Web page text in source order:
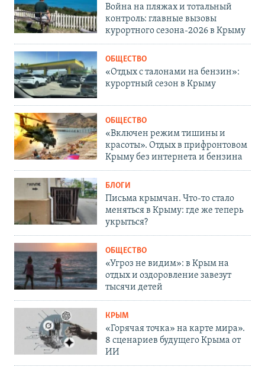
Война на пляжах и тотальный
контроль: главные вызовы
курортного сезона-2026 в Крыму
ОБЩЕСТВО
«Отдых с талонами на бензин»:
курортный сезон в Крыму
ОБЩЕСТВО
«Включен режим тишины и
красоты». Отдых в прифронтовом
Крыму без интернета и бензина
БЛОГИ
Письма крымчан. Что-то стало
меняться в Крыму: где же теперь
укрыться?
ОБЩЕСТВО
«Угроз не видим»: в Крым на
отдых и оздоровление завезут
тысячи детей
КРЫМ
«Горячая точка» на карте мира».
8 сценариев будущего Крыма от
ИИ